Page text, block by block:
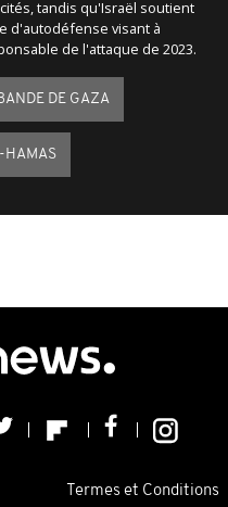
tandis qu'Israël soutient
d'autodéfense visant à
de l'attaque de 2023.
DE GAZA
HAMAS
Termes et Conditions